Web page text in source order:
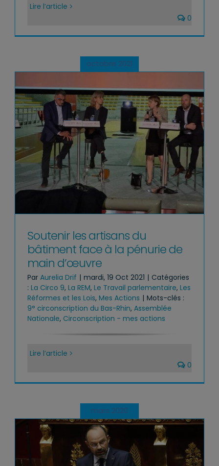
Lire l’article
0
octobre 2021
Soutenir les artisans du
bâtiment face à la pénurie de
main d’œuvre
Par Aurelia Drif | mardi, 19 Oct 2021 | Catégories
: La Circo 9, La REM, Le Travail parlementaire, Les
Réformes et les Lois, Mes Actions | Mots-clés :
9° circonscription du Bas-Rhin, Assemblée
Nationale, Circonscription - mes actions
Lire l’article
0
mars 2020